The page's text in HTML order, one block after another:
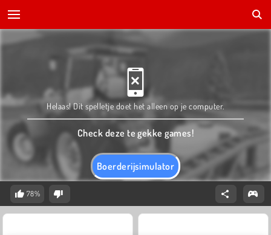
Boerderijsimulator
Helaas! Dit spelletje doet het alleen op je computer.
Check deze te gekke games!
78%